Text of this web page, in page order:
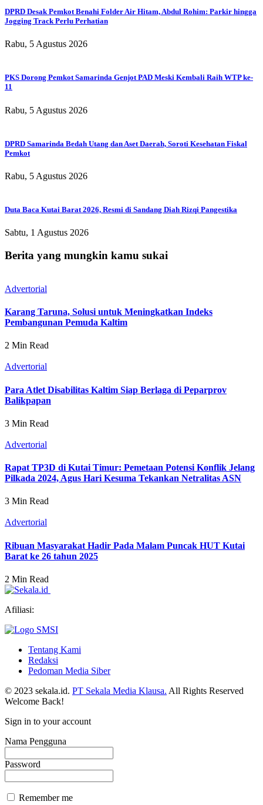
DPRD Desak Pemkot Benahi Folder Air Hitam, Abdul Rohim: Parkir hingga
Jogging Track Perlu Perhatian
Rabu, 5 Agustus 2026
PKS Dorong Pemkot Samarinda Genjot PAD Meski Kembali Raih WTP ke-
11
Rabu, 5 Agustus 2026
DPRD Samarinda Bedah Utang dan Aset Daerah, Soroti Kesehatan Fiskal
Pemkot
Rabu, 5 Agustus 2026
Duta Baca Kutai Barat 2026, Resmi di Sandang Diah Rizqi Pangestika
Sabtu, 1 Agustus 2026
Berita yang mungkin kamu sukai
Advertorial
Karang Taruna, Solusi untuk Meningkatkan Indeks
Pembangunan Pemuda Kaltim
2 Min Read
Advertorial
Para Atlet Disabilitas Kaltim Siap Berlaga di Peparprov
Balikpapan
3 Min Read
Advertorial
Rapat TP3D di Kutai Timur: Pemetaan Potensi Konflik Jelang
Pilkada 2024, Agus Hari Kesuma Tekankan Netralitas ASN
3 Min Read
Advertorial
Ribuan Masyarakat Hadir Pada Malam Puncak HUT Kutai
Barat ke 26 tahun 2025
2 Min Read
Afiliasi:
Tentang Kami
Redaksi
Pedoman Media Siber
© 2023 sekala.id. PT Sekala Media Klausa. All Rights Reserved
Welcome Back!
Sign in to your account
Nama Pengguna
Password
Remember me